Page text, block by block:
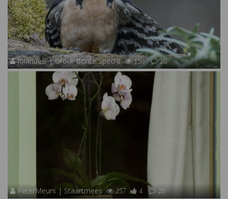
JolandeB | Grote Bonte Specht 150 20
PeterMeurs | Staartmees 257 4 20